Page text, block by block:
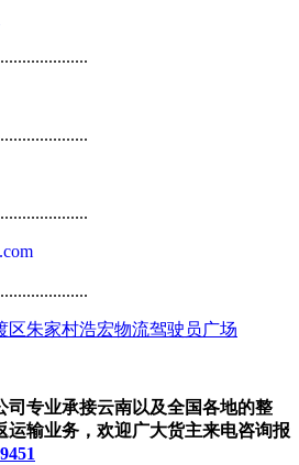
区朱家村浩宏物流驾驶员广场
司专业承接云南以及全国各地的整
运输业务，欢迎广大货主来电咨询报